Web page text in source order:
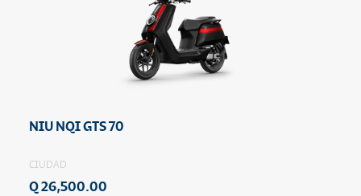
NIU NQI GTS 70
CIUDAD
Q 26,500.00